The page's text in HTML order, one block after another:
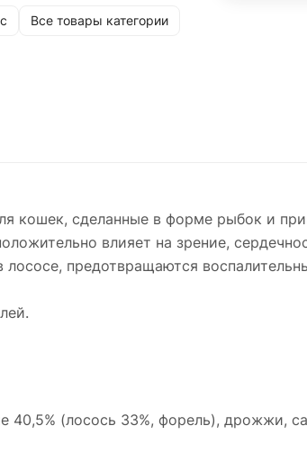
Все товары категории
кошек, сделанные в форме рыбок и
влияет на зрение,
предотвращаются
40,5% (лосось 33%, форель), дрожжи,